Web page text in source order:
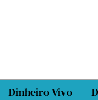
Dinheiro Vivo